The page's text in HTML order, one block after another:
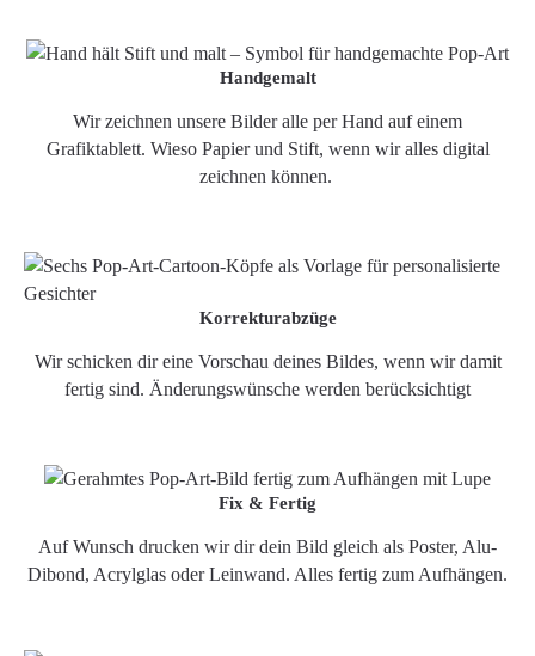
Handgemalt
Wir zeichnen unsere Bilder alle per Hand auf einem
Grafiktablett. Wieso Papier und Stift, wenn wir alles digital
zeichnen können.
Korrekturabzüge
Wir schicken dir eine Vorschau deines Bildes, wenn wir damit
fertig sind. Änderungswünsche werden berücksichtigt
Fix & Fertig
Auf Wunsch drucken wir dir dein Bild gleich als Poster, Alu-
Dibond, Acrylglas oder Leinwand. Alles fertig zum Aufhängen.